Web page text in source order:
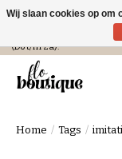
Verzending in NL € 4,99
(Do t/m Za).
Home / Tags /
Wij slaan cookies op om